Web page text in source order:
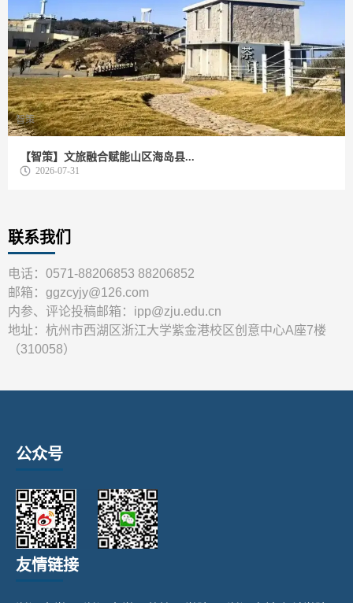
智策
【智策】文旅融合赋能山区海岛县...
2026-07-31
联系我们
电话：0571-88206853 88206852
邮箱：ggzcyjy@126.com
内参、评论投稿邮箱：ipp@zju.edu.cn
地址：杭州市西湖区浙江大学紫金港校区创意中心A座7楼
（310058）
公众号
友情链接